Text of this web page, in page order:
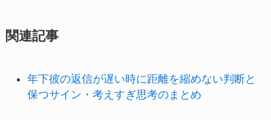
関連記事
年下彼の返信が遅い時に距離を縮めない判断と
保つサイン・考えすぎ思考のまとめ